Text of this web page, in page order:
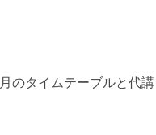
のタイムテーブルと代